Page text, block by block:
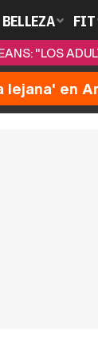
BELLEZA FIT
"LOS
lejana' en